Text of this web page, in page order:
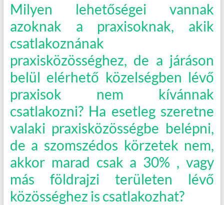
Milyen lehetőségei vannak
azoknak a praxisoknak, akik
csatlakoznának
praxisközösséghez, de a járáson
belül elérhető közelségben lévő
praxisok nem kívánnak
csatlakozni? Ha esetleg szeretne
valaki praxisközösségbe belépni,
de a szomszédos körzetek nem,
akkor marad csak a 30% , vagy
más földrajzi területen lévő
közösséghez is csatlakozhat?